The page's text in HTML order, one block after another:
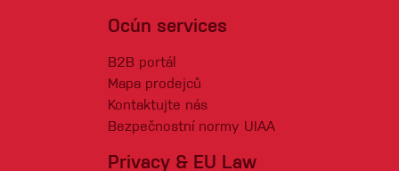
Ocún services
B2B portál
Mapa prodejců
Kontaktujte nás
Bezpečnostní normy UIAA
Privacy & EU Law